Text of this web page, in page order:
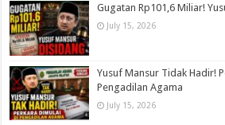
Gugatan Rp101,6 Miliar!
July 15, 2026
Yusuf Mansur Tidak Hadir!
Pengadilan Agama
July 15, 2026